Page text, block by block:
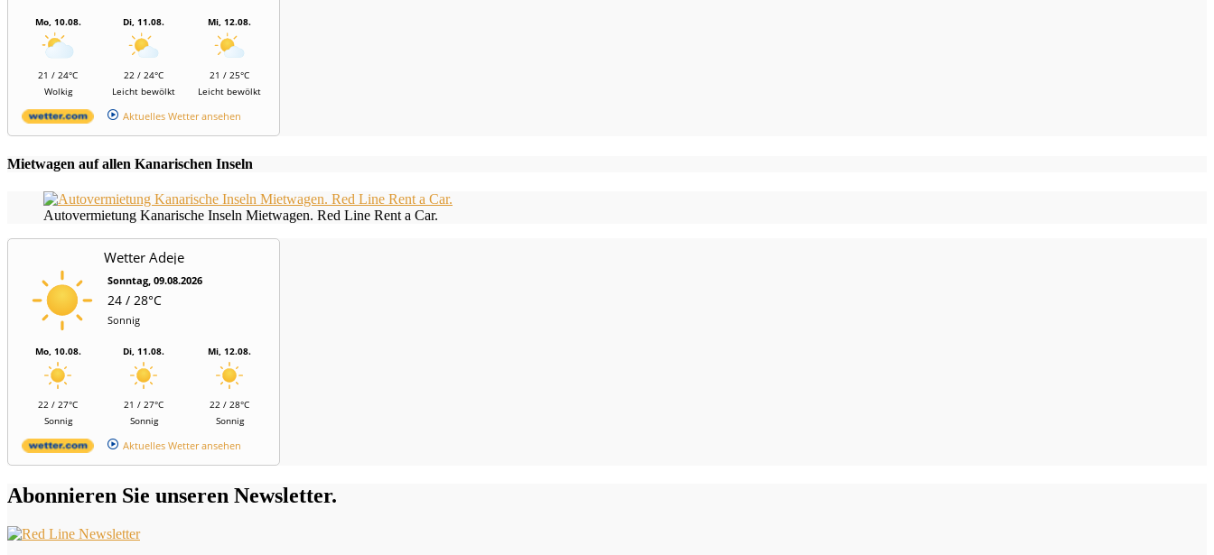
Mo, 10.08.
21 / 24°C
Wolkig
Di, 11.08.
22 / 24°C
Leicht bewölkt
Mi, 12.08.
21 / 25°C
Leicht bewölkt
Aktuelles Wetter ansehen
Mietwagen auf allen Kanarischen Inseln
Autovermietung Kanarische Inseln Mietwagen. Red Line Rent a Car.
Wetter Adeje
Sonntag, 09.08.2026
24 / 28°C
Sonnig
Mo, 10.08.
22 / 27°C
Sonnig
Di, 11.08.
21 / 27°C
Sonnig
Mi, 12.08.
22 / 28°C
Sonnig
Aktuelles Wetter ansehen
Abonnieren Sie unseren Newsletter.